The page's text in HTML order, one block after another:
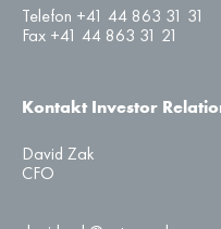
Telefon +41 44 863 31 31
Fax +41 44 863 31 21
Kontakt Investor
David Zak
CFO